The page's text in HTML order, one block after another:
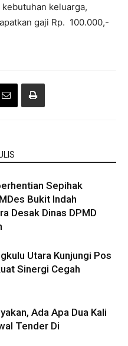
keluarga,
gaji Rp. 100.000,-
Sepihak
Bukit Indah
Desak Dinas DPMD
Utara Kunjungi Pos
Sinergi Cegah
Ada Apa Dua Kali
Tender Di